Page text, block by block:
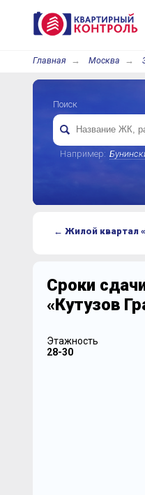
Главная Москва
Поиск
Например:
Сроки
«Кутузов
Этажность
28-30